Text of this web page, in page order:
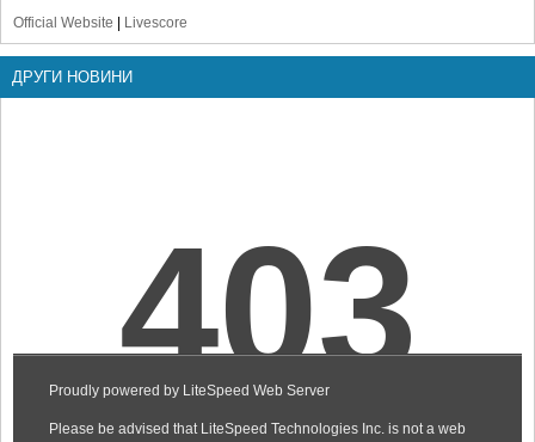
Official Website
Livescore
ДРУГИ НОВИНИ